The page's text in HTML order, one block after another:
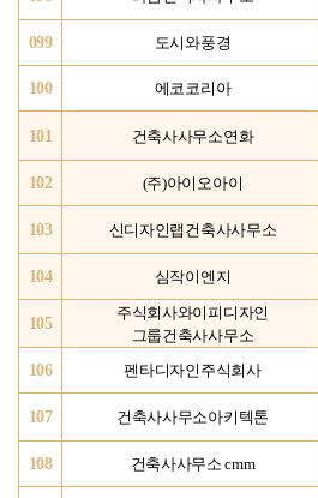
099 도시와풍경
100 에코코리아
101 건축사사무소연화
102 (주)아이오아이
103 신디자인랩건축사사무소
104 심작이엔지
105
주식회사와이피디자인
그룹건축사사무소
106 펜타디자인주식회사
107 건축사사무소아키텍톤
108 건축사사무소 cmm